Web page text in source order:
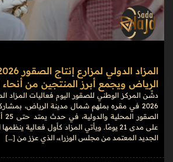
الرياض ويجمع أبرز المنتجين من أنحاء
دشّن المركز الوطني للصقور اليوم فعاليات المزاد
2026 في مقره بملهم شمال مدينة الرياض،
على مدى 21 يومًا. ويأتي المزاد كأول فعالية
الجديد المعتمد من مجلس الوزراء، الذي عزز من […]